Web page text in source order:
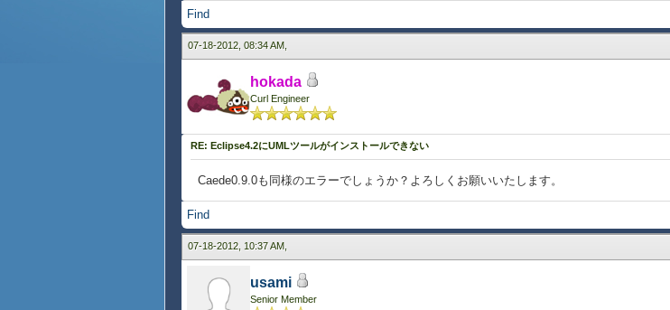
Find
07-18-2012, 08:34 AM,
hokada
Curl Engineer
RE: Eclipse4.2にUMLツールがインストールできない
Caede0.9.0も同様のエラーでしょうか？よろしくお願いいたします。
Find
07-18-2012, 10:37 AM,
usami
Senior Member